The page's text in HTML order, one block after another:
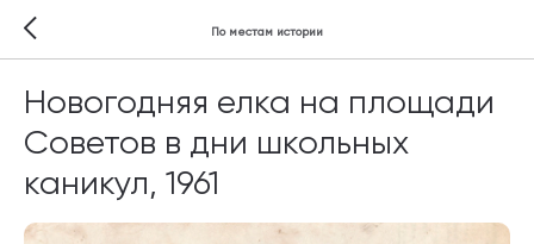
По местам истории
Новогодняя елка на площади
Советов в дни школьных
каникул, 1961